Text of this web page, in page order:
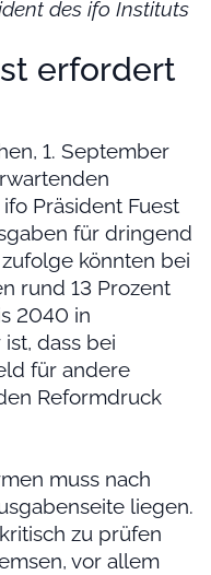
des ifo Instituts
erfordert
1. September
Präsident Fuest
für dringend
könnten bei
rund 13 Prozent
2040 in
dass bei
für andere
Reformdruck
muss nach
liegen.
zu prüfen
vor allem